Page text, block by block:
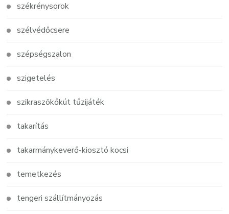
székrénysorok
szélvédőcsere
szépségszalon
szigetelés
szikraszökőkút tűzijáték
takarítás
takarmánykeverő-kiosztó kocsi
temetkezés
tengeri szállítmányozás